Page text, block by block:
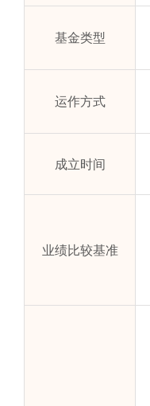
基金类型
运作方式
成立时间
业绩比较基准